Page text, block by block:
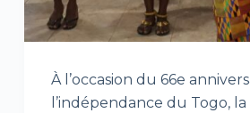
À l’occasion du 66e
l’indépendance du Togo,